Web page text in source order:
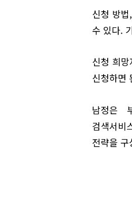
신청 방
수 있다.
신청 희
신청하면
남정은
검색서비
전략을